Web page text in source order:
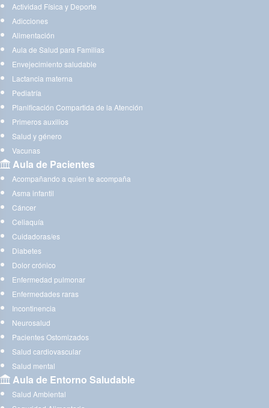
Actividad Física y Deporte
Adicciones
Alimentación
Aula de Salud para Familias
Envejecimiento saludable
Lactancia materna
Pediatría
Planificación Compartida de la Atención
Primeros auxilios
Salud y género
Vacunas
Aula de Pacientes
Acompañando a quien te acompaña
Asma infantil
Cáncer
Celiaquía
Cuidadoras/es
Diabetes
Dolor crónico
Enfermedad pulmonar
Enfermedades raras
Incontinencia
Neurosalud
Pacientes Ostomizados
Salud cardiovascular
Salud mental
Aula de Entorno Saludable
Salud Ambiental